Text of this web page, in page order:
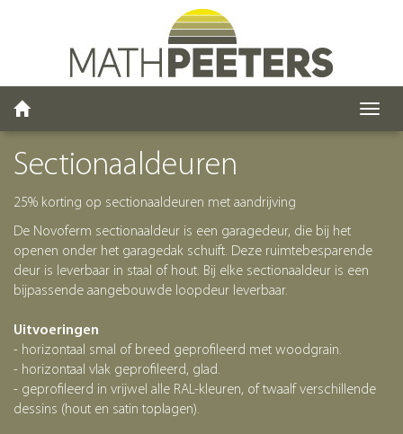
Sectionaaldeuren
25% korting op sectionaaldeuren met aandrijving
De Novoferm sectionaaldeur is een garagedeur, die bij het
openen onder het garagedak schuift. Deze ruimtebesparende
deur is leverbaar in staal of hout. Bij elke sectionaaldeur is een
bijpassende aangebouwde loopdeur leverbaar.
Uitvoeringen
- horizontaal smal of breed geprofileerd met woodgrain.
- horizontaal vlak geprofileerd, glad.
- geprofileerd in vrijwel alle RAL-kleuren, of twaalf verschillende
dessins (hout en satin toplagen).